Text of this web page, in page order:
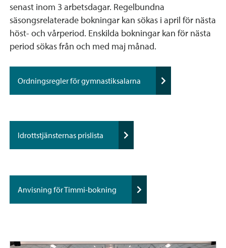
senast inom 3 arbetsdagar. Regelbundna
säsongsrelaterade bokningar kan sökas i april för nästa
höst- och vårperiod. Enskilda bokningar kan för nästa
period sökas från och med maj månad.
Ordningsregler för gymnastiksalarna
Idrottstjänsternas prislista
Anvisning för Timmi-bokning